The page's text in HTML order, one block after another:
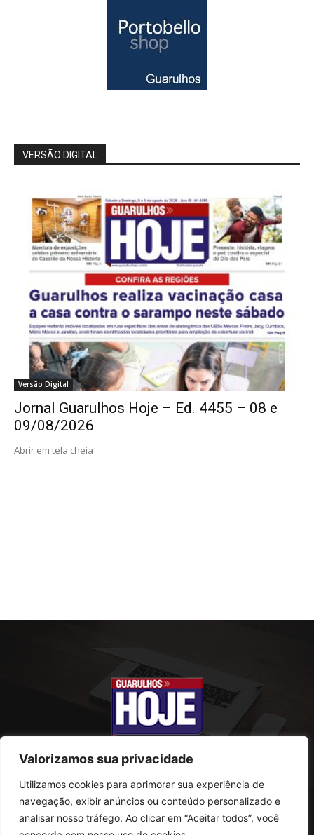
Valorizamos sua privacidade
Utilizamos cookies para aprimorar sua experiência de
navegação, exibir anúncios ou conteúdo personalizado e
analisar nosso tráfego. Ao clicar em “Aceitar todos”, você
VERSÃO DIGITAL
Versão Digital
Jornal Guarulhos Hoje – Ed. 4455 – 08 e
09/08/2026
Abrir em tela cheia
SOBRE NÓS